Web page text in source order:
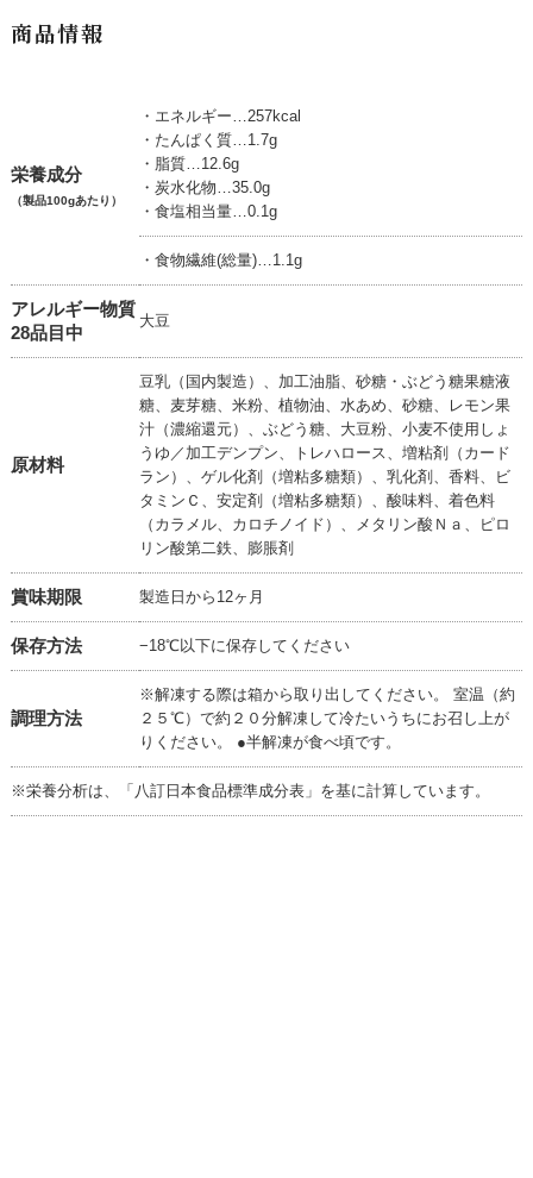
商品情報
栄養成分
（製品100gあたり）
・エネルギー…257kcal
・たんぱく質…1.7g
・脂質…12.6g
・炭水化物…35.0g
・食塩相当量…0.1g
・食物繊維(総量)…1.1g
アレルギー物質
28品目中
大豆
原材料
豆乳（国内製造）、加工油脂、砂糖・ぶどう糖果糖液
糖、麦芽糖、米粉、植物油、水あめ、砂糖、レモン果
汁（濃縮還元）、ぶどう糖、大豆粉、小麦不使用しょ
うゆ／加工デンプン、トレハロース、増粘剤（カード
ラン）、ゲル化剤（増粘多糖類）、乳化剤、香料、ビ
タミンＣ、安定剤（増粘多糖類）、酸味料、着色料
（カラメル、カロチノイド）、メタリン酸Ｎａ、ピロ
リン酸第二鉄、膨脹剤
賞味期限 製造日から12ヶ月
保存方法 −18℃以下に保存してください
調理方法
※解凍する際は箱から取り出してください。 室温（約
２５℃）で約２０分解凍して冷たいうちにお召し上が
りください。 ●半解凍が食べ頃です。
※栄養分析は、「八訂日本食品標準成分表」を基に計算しています。